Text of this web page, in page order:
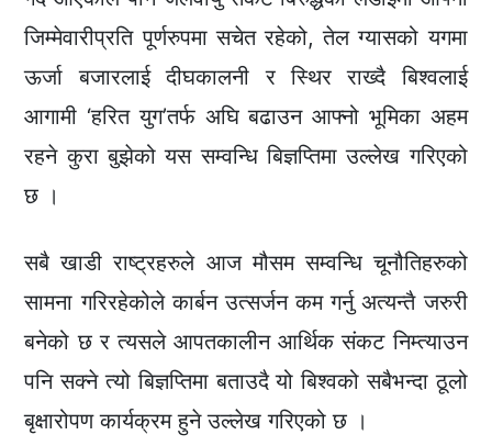
जिम्मेवारीप्रति पूर्णरुपमा सचेत रहेको, तेल ग्यासको यगमा
ऊर्जा बजारलाई दीघकालनी र स्थिर राख्दै बिश्वलाई
आगामी ‘हरित युग’तर्फ अघि बढाउन आफ्नो भूमिका अहम
रहने कुरा बुझेको यस सम्वन्धि बिज्ञप्तिमा उल्लेख गरिएको
छ ।
सबै खाडी राष्ट्रहरुले आज मौसम सम्वन्धि चूनौतिहरुको
सामना गरिरहेकोले कार्बन उत्सर्जन कम गर्नु अत्यन्तै जरुरी
बनेको छ र त्यसले आपतकालीन आर्थिक संकट निम्त्याउन
पनि सक्ने त्यो बिज्ञप्तिमा बताउदै यो बिश्वको सबैभन्दा ठूलो
बृक्षारोपण कार्यक्रम हुने उल्लेख गरिएको छ ।